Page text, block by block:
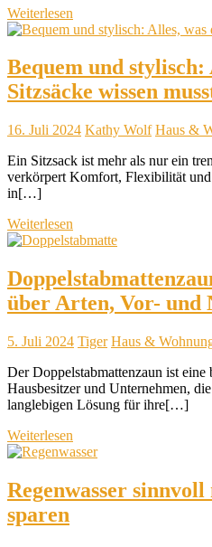
Weiterlesen
Bequem und stylisch:
Sitzsäcke wissen
16. Juli 2024 Kathy Wolf Haus &
Ein Sitzsack ist mehr als nur ein
verkörpert Komfort, Flexibilität
in[…]
Weiterlesen
über Arten, Vor- und
5. Juli 2024 Tiger Haus &
Der Doppelstabmattenzaun ist
Hausbesitzer und Unternehmen,
langlebigen Lösung für ihre[…]
Weiterlesen
Regenwasser
sparen